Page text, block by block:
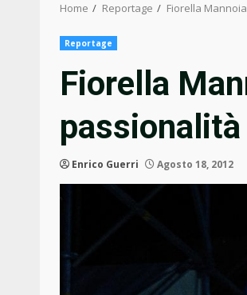
Home Reportage Fiorella
Reportage
Fiorella
Enrico Guerri Agosto 18, 2012